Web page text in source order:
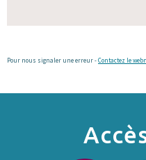
Pour nous signaler une erreur -Contactez le